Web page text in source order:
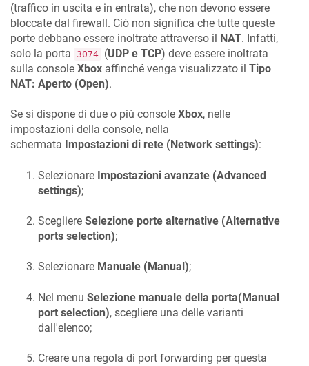
(traffico in uscita e in entrata), che non devono essere
bloccate dal firewall. Ciò non significa che tutte queste
porte debbano essere inoltrate attraverso il NAT. Infatti,
solo la porta 3074 (UDP e TCP) deve essere inoltrata
sulla console Xbox affinché venga visualizzato il Tipo
NAT: Aperto (Open).
Se si dispone di due o più console Xbox, nelle
impostazioni della console, nella
schermata Impostazioni di rete (Network settings):
Selezionare Impostazioni avanzate (Advanced
settings);
Scegliere Selezione porte alternative (Alternative
ports selection);
Selezionare Manuale (Manual);
Nel menu Selezione manuale della porta(Manual
port selection), scegliere una delle varianti
dall'elenco;
Creare una regola di port forwarding per questa